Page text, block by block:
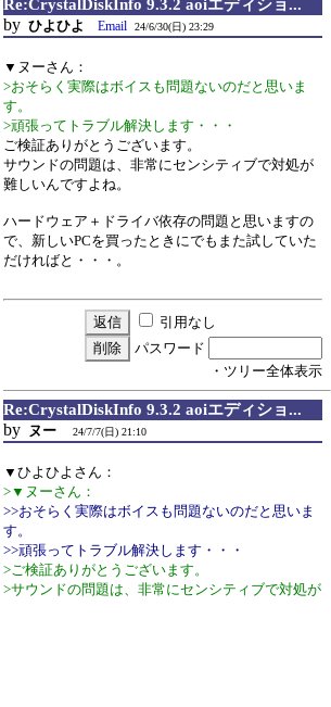
Re:CrystalDiskInfo 9.3.2 aoiエディショ...
by ひよひよ Email 24/6/30(日) 23:29
▼ヌーさん：
>おそらく実際はボイスも問題ないのだと思いま
す。
>頑張ってトラブル解決します・・・
ご検証ありがとうございます。
サウンドの問題は、非常にセンシティブで対処が
難しいんですよね。
ハードウェア＋ドライバ依存の問題と思いますの
で、新しいPCを買ったときにでもまた試していた
だければと・・・。
引用なし
パスワード
・ツリー全体表示
Re:CrystalDiskInfo 9.3.2 aoiエディショ...
by ヌー 24/7/7(日) 21:10
▼ひよひよさん：
>▼ヌーさん：
>>おそらく実際はボイスも問題ないのだと思いま
す。
>>頑張ってトラブル解決します・・・
>ご検証ありがとうございます。
>サウンドの問題は、非常にセンシティブで対処が